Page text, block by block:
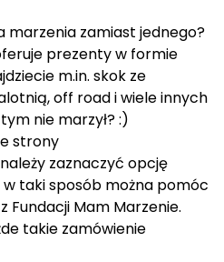
marzenia zamiast jednego?
prezenty w formie
m.in. skok ze
off road i wiele innych
nie marzył? :)
strony
należy zaznaczyć opcję
w taki sposób można pomóc
Fundacji Mam Marzenie.
takie zamówienie